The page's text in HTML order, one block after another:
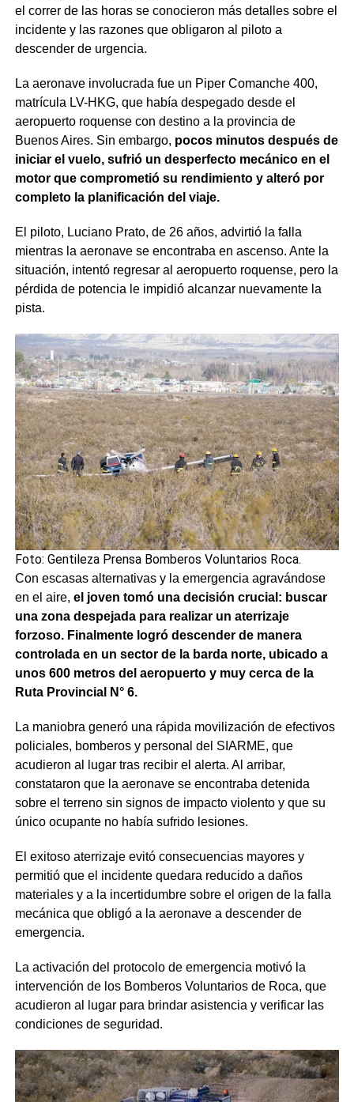
el correr de las horas se conocieron más detalles sobre el
incidente y las razones que obligaron al piloto a
descender de urgencia.
La aeronave involucrada fue un Piper Comanche 400,
matrícula LV-HKG, que había despegado desde el
aeropuerto roquense con destino a la provincia de
Buenos Aires. Sin embargo, pocos minutos después de
iniciar el vuelo, sufrió un desperfecto mecánico en el
motor que comprometió su rendimiento y alteró por
completo la planificación del viaje.
El piloto, Luciano Prato, de 26 años, advirtió la falla
mientras la aeronave se encontraba en ascenso. Ante la
situación, intentó regresar al aeropuerto roquense, pero la
pérdida de potencia le impidió alcanzar nuevamente la
pista.
Foto: Gentileza Prensa Bomberos Voluntarios Roca.
Con escasas alternativas y la emergencia agravándose
en el aire, el joven tomó una decisión crucial: buscar
una zona despejada para realizar un aterrizaje
forzoso. Finalmente logró descender de manera
controlada en un sector de la barda norte, ubicado a
unos 600 metros del aeropuerto y muy cerca de la
Ruta Provincial N° 6.
La maniobra generó una rápida movilización de efectivos
policiales, bomberos y personal del SIARME, que
acudieron al lugar tras recibir el alerta. Al arribar,
constataron que la aeronave se encontraba detenida
sobre el terreno sin signos de impacto violento y que su
único ocupante no había sufrido lesiones.
El exitoso aterrizaje evitó consecuencias mayores y
permitió que el incidente quedara reducido a daños
materiales y a la incertidumbre sobre el origen de la falla
mecánica que obligó a la aeronave a descender de
emergencia.
La activación del protocolo de emergencia motivó la
intervención de los Bomberos Voluntarios de Roca, que
acudieron al lugar para brindar asistencia y verificar las
condiciones de seguridad.